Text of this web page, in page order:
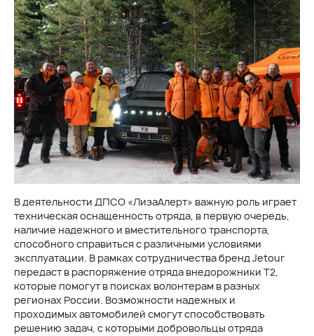
В деятельности ДПСО «ЛизаАлерт» важную роль играет
техническая оснащенность отряда, в первую очередь,
наличие надежного и вместительного транспорта,
способного справиться с различными условиями
эксплуатации. В рамках сотрудничества бренд Jetour
передаст в распоряжение отряда внедорожники Т2,
которые помогут в поисках волонтерам в разных
регионах России. Возможности надежных и
проходимых автомобилей смогут способствовать
решению задач, с которыми добровольцы отряда